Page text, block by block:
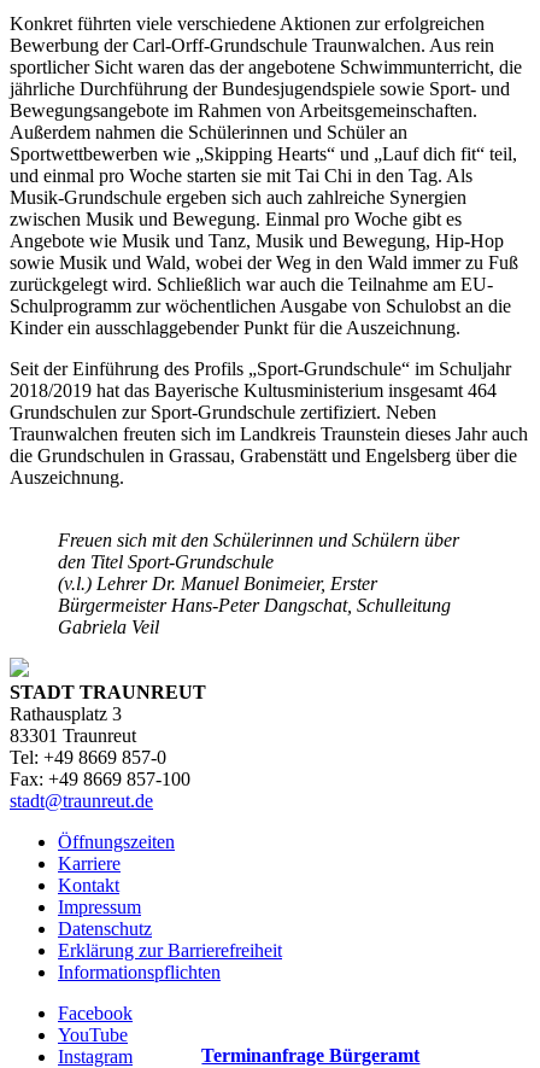
Konkret führten viele verschiedene Aktionen zur erfolgreichen
Bewerbung der Carl-Orff-Grundschule Traunwalchen. Aus rein
sportlicher Sicht waren das der angebotene Schwimmunterricht, die
jährliche Durchführung der Bundesjugendspiele sowie Sport- und
Bewegungsangebote im Rahmen von Arbeitsgemeinschaften.
Außerdem nahmen die Schülerinnen und Schüler an
Sportwettbewerben wie „Skipping Hearts“ und „Lauf dich fit“ teil,
und einmal pro Woche starten sie mit Tai Chi in den Tag. Als
Musik-Grundschule ergeben sich auch zahlreiche Synergien
zwischen Musik und Bewegung. Einmal pro Woche gibt es
Angebote wie Musik und Tanz, Musik und Bewegung, Hip-Hop
sowie Musik und Wald, wobei der Weg in den Wald immer zu Fuß
zurückgelegt wird. Schließlich war auch die Teilnahme am EU-
Schulprogramm zur wöchentlichen Ausgabe von Schulobst an die
Kinder ein ausschlaggebender Punkt für die Auszeichnung.
Seit der Einführung des Profils „Sport-Grundschule“ im Schuljahr
2018/2019 hat das Bayerische Kultusministerium insgesamt 464
Grundschulen zur Sport-Grundschule zertifiziert. Neben
Traunwalchen freuten sich im Landkreis Traunstein dieses Jahr auch
die Grundschulen in Grassau, Grabenstätt und Engelsberg über die
Auszeichnung.
Freuen sich mit den Schülerinnen und Schülern über
den Titel Sport-Grundschule
(v.l.) Lehrer Dr. Manuel Bonimeier, Erster
Bürgermeister Hans-Peter Dangschat, Schulleitung
Gabriela Veil
STADT TRAUNREUT
Rathausplatz 3
83301 Traunreut
Tel: +49 8669 857-0
Fax: +49 8669 857-100
stadt@traunreut.de
Öffnungszeiten
Karriere
Kontakt
Impressum
Datenschutz
Erklärung zur Barrierefreiheit
Informationspflichten
Facebook
YouTube
Instagram
Terminanfrage Bürgeramt